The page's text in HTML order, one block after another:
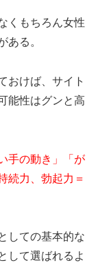
くもちろん女性
ある。
おけば、サイト
能性はグンと高
手の動き」「が
続力、勃起力＝
しての基本的な
して選ばれるよ